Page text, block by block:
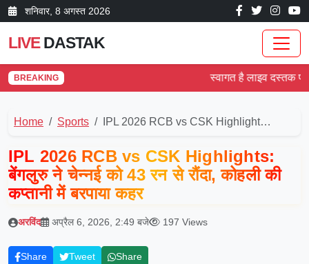
शनिवार, 8 अगस्त 2026
LIVEDASTAK
BREAKING स्वागत है लाइव दस्तक
Home Sports IPL 2026 RCB vs CSK Highlight…
IPL 2026 RCB vs CSK Highlights:
बेंगलुरु ने चेन्नई को 43 रन से रौंदा, कोहली की
कप्तानी में बरपाया कहर
अरविंद अप्रैल 6, 2026, 2:49 बजे 197 Views
Share Tweet Share